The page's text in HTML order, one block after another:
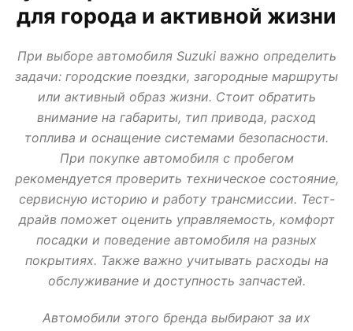
для города и активной жизни
При выборе автомобиля Suzuki важно определить
задачи: городские поездки, загородные маршруты
или активный образ жизни. Стоит обратить
внимание на габариты, тип привода, расход
топлива и оснащение системами безопасности.
При покупке автомобиля с пробегом
рекомендуется проверить техническое состояние,
сервисную историю и работу трансмиссии. Тест-
драйв поможет оценить управляемость, комфорт
посадки и поведение автомобиля на разных
покрытиях. Также важно учитывать расходы на
обслуживание и доступность запчастей.
Автомобили этого бренда выбирают за их